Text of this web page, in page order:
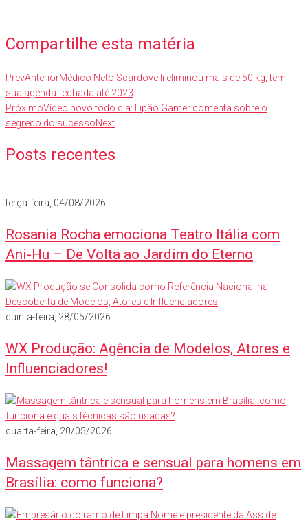
Compartilhe esta matéria
PrevAnteriorMédico Neto Scardovelli eliminou mais de 50 kg, tem
sua agenda fechada até 2023
PróximoVídeo novo todo dia: Lipão Gamer comenta sobre o
segredo do sucessoNext
Posts recentes
Rosania Rocha emociona Teatro Itália com
Ani-Hu – De Volta ao Jardim do Eterno
terça-feira, 04/08/2026
WX Produção: Agência de Modelos, Atores e
Influenciadores!
quinta-feira, 28/05/2026
Massagem tântrica e sensual para homens em
Brasília: como funciona?
quarta-feira, 20/05/2026